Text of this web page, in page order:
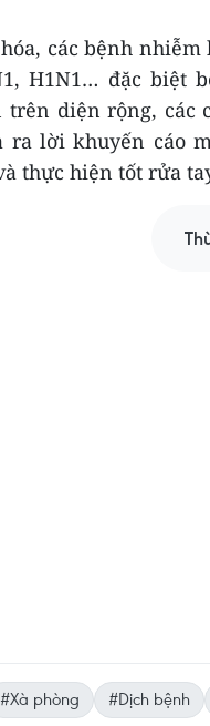
các bệnh
H1N1… đặc biệt
diện rộng, các
ra lời khuyến cáo
thực hiện tốt rửa
#Xà phòng #Dịch bệnh